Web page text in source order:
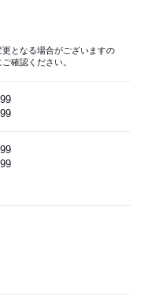
となる場合がございますの
確認ください。